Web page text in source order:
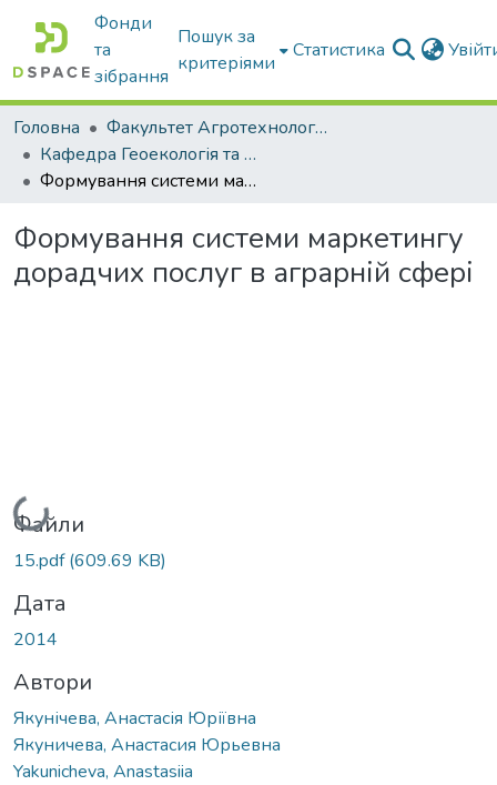
Фонди
та
зібрання
Пошук за
критеріями
Статистика
Головна
Факультет Агротехнологій та екології
Кафедра Геоекологія та землеустрій
Формування системи маркетингу дорадчих послуг в аграрній сфері
Формування системи маркетингу
дорадчих послуг в аграрній сфері
Вантажиться...
Файли
15.pdf(609.69 KB)
Дата
2014
Автори
Якунічева, Анастасія Юріївна
Якуничева, Анастасия Юрьевна
Yakunicheva, Anastasiia